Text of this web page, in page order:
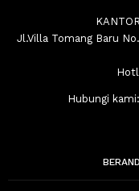
Jl.Villa Tomang Baru
Hubungi kami: